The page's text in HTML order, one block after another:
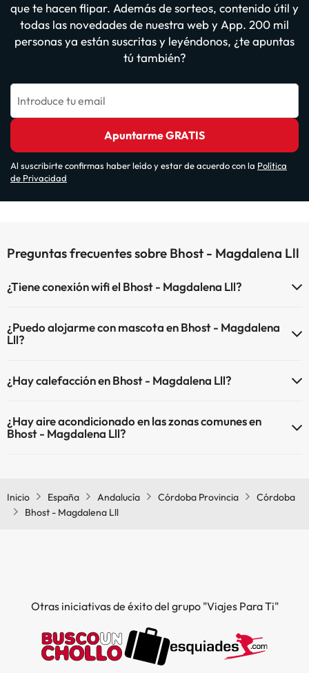
que te hacen flipar. Además de sorteos, contenido útil y
todas las novedades de nuestra web y App. 200 mil
personas ya están suscritas y leyéndonos, ¿te apuntas
tú también?
Introduce tu email
Apuntarme GRATIS
Al suscribirte confirmas haber leído y estar de acuerdo con la Política
de Privacidad
Preguntas frecuentes sobre Bhost - Magdalena Lll
¿Tiene conexión wifi el Bhost - Magdalena Lll?
¿Puedo alojarme con mascota en Bhost - Magdalena
Lll?
¿Hay calefacción en Bhost - Magdalena Lll?
¿Hay aire acondicionado en las zonas comunes en
Bhost - Magdalena Lll?
Inicio
España Andalucía Córdoba Provincia
Córdoba
Bhost - Magdalena Lll
Otras iniciativas de éxito del grupo "Viajes Para Ti"